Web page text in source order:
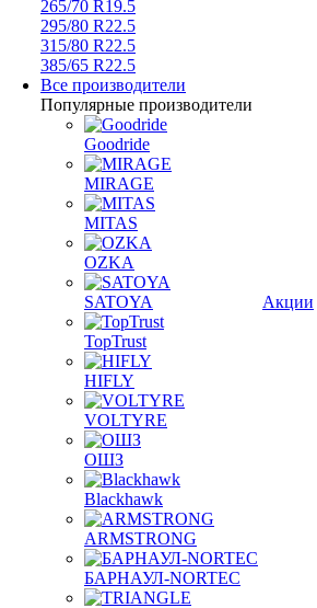
265/70 R19.5
295/80 R22.5
315/80 R22.5
385/65 R22.5
Все производители
Популярные производители
Goodride
MIRAGE
MITAS
OZKA
SATOYA
TopTrust
HIFLY
VOLTYRE
ОШЗ
Blackhawk
ARMSTRONG
БАРНАУЛ-NORTEC
Акции